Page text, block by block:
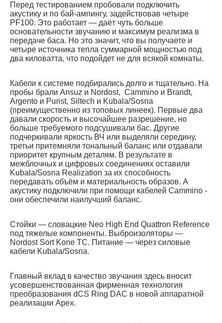
Перед тестированием пробовали подключить
акустику и по бай-ампингу, задействовав четыре
PF100. Это работает — даёт чуть больше
основательности звучанию и максимум реализма в
передаче баса. Но это значит, что вы получаете и
четыре источника тепла суммарной мощностью под
два киловатта, что подойдет не для всякой комнаты.
Кабели к системе подбирались долго и тщательно. На
пробы брали Ansuz и Nordost, Cammino и Brandt,
Argento и Purist, Siltech и Kubala/Sosna
(преимущественно из топовых линеек). Первые два
давали скорость и высочайшее разрешение, но
больше требуемого подсушивали бас. Другие
подчеркивали яркость ВЧ или выделяли середину,
третьи притемняли тональный баланс или отдавали
приоритет крупным деталям. В результате в
межблочных и цифровых соединениях оставили
Kubala/Sosna Realization за их способность
передавать объём и материальность образов. А
акустику подключили при помощи кабелей Cammino -
они обеспечили наилучший баланс.
Стойки — словацкие Neo High End Quattron Reference
под тяжелые компоненты. Выброизоляторы —
Nordost Sort Kone TC. Питание — через силовые
кабели Kubala/Sosna.
Главный вклад в качество звучания здесь вносит
усовершенствованная фирменная технология
преобразования dCS Ring DAC в новой аппаратной
реализации Apex.